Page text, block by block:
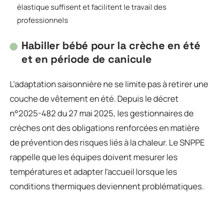
élastique suffisent et facilitent le travail des
professionnels
Habiller bébé pour la crèche en été
et en période de canicule
L’adaptation saisonnière ne se limite pas à retirer une
couche de vêtement en été. Depuis le décret
n°2025-482 du 27 mai 2025, les gestionnaires de
crèches ont des obligations renforcées en matière
de prévention des risques liés à la chaleur. Le SNPPE
rappelle que les équipes doivent mesurer les
températures et adapter l’accueil lorsque les
conditions thermiques deviennent problématiques.